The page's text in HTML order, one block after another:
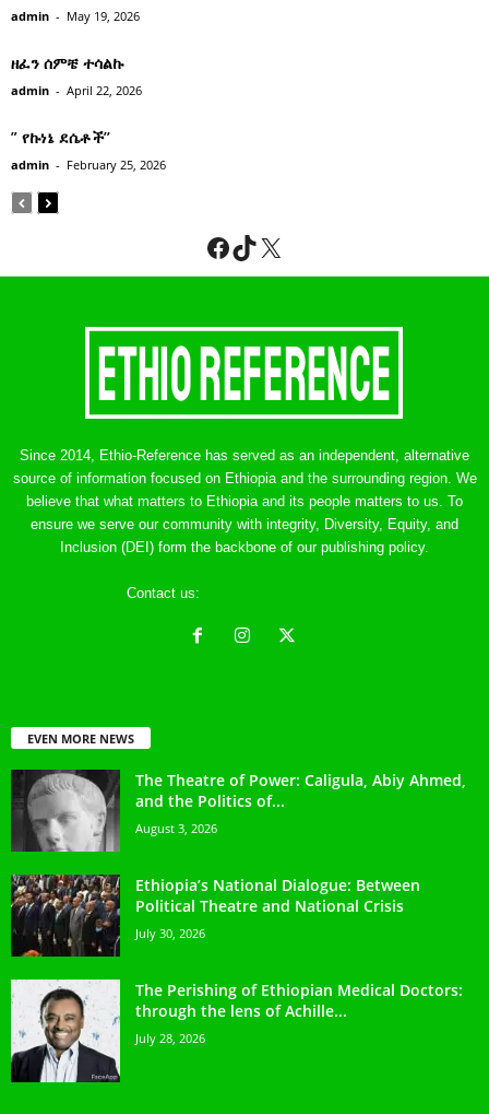
admin - May 19, 2026
ዘፈን ሰምቼ ተሳልኩ
admin - April 22, 2026
” የኩነኔ ደሴቶች’’
admin - February 25, 2026
Facebook
TikTok
X
Since 2014, Ethio-Reference has served as an independent, alternative
source of information focused on Ethiopia and the surrounding region. We
believe that what matters to Ethiopia and its people matters to us. To
ensure we serve our community with integrity, Diversity, Equity, and
Inclusion (DEI) form the backbone of our publishing policy.
Contact us:
EVEN MORE NEWS
The Theatre of Power: Caligula, Abiy Ahmed,
and the Politics of...
August 3, 2026
Ethiopia’s National Dialogue: Between
Political Theatre and National Crisis
July 30, 2026
The Perishing of Ethiopian Medical Doctors:
through the lens of Achille...
July 28, 2026